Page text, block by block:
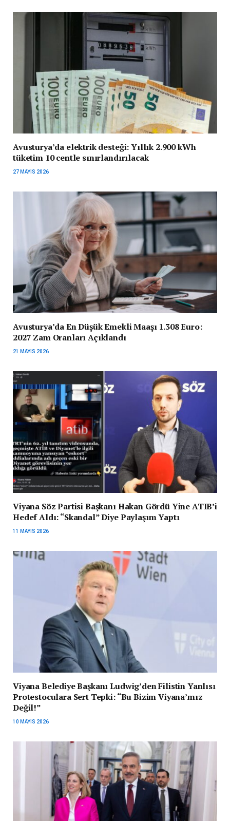
Avusturya’da elektrik desteği: Yıllık 2.900 kWh
tüketim 10 centle sınırlandırılacak
27 MAYIS 2026
Avusturya’da En Düşük Emekli Maaşı 1.308 Euro:
2027 Zam Oranları Açıklandı
21 MAYIS 2026
Viyana Söz Partisi Başkanı Hakan Gördü Yine ATIB’i
Hedef Aldı: “Skandal” Diye Paylaşım Yaptı
11 MAYIS 2026
Viyana Belediye Başkanı Ludwig’den Filistin Yanlısı
Protestoculara Sert Tepki: “Bu Bizim Viyana’mız
Değil!”
10 MAYIS 2026